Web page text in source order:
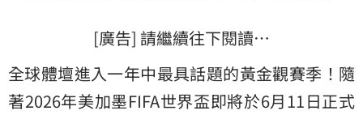
[廣告] 請繼續往下閱讀…
全球體壇進入一年中最具話題的黃金觀賽季！隨
著2026年美加墨FIFA世界盃即將於6月11日正式